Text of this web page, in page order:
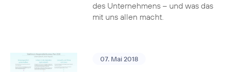
des Unternehmens – und was das
mit uns allen macht.
07. Mai 2018